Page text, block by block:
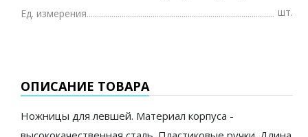
Ед. измерения
шт.
ОПИСАНИЕ ТОВАРА
Ножницы для левшей. Материал корпуса -